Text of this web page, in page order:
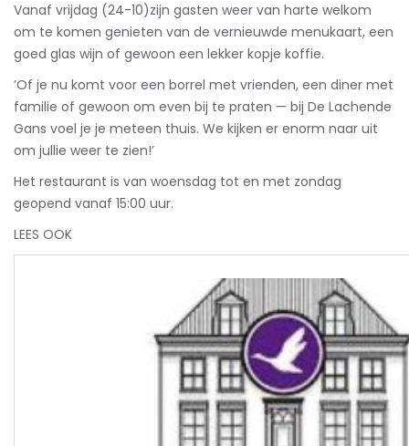
Vanaf vrijdag (24-10)zijn gasten weer van harte welkom
om te komen genieten van de vernieuwde menukaart, een
goed glas wijn of gewoon een lekker kopje koffie.
’Of je nu komt voor een borrel met vrienden, een diner met
familie of gewoon om even bij te praten — bij De Lachende
Gans voel je je meteen thuis. We kijken er enorm naar uit
om jullie weer te zien!’
Het restaurant is van woensdag tot en met zondag
geopend vanaf 15:00 uur.
LEES OOK